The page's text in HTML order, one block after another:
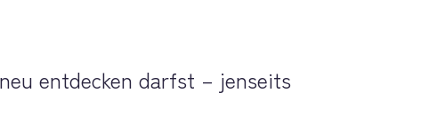
entdecken darfst – jenseits